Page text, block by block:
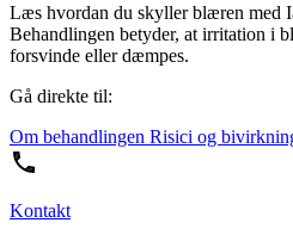
Læs hvordan du skyller blæren med
Behandlingen betyder, at irritation i
forsvinde eller dæmpes.
Gå direkte til:
Om behandlingen Risici og
Kontakt